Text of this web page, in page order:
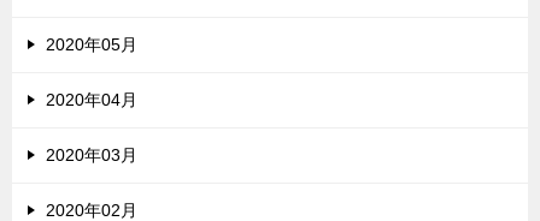
2020年05月
2020年04月
2020年03月
2020年02月